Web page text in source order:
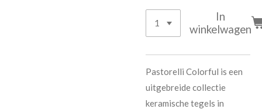
In
winkelwagen
Pastorelli Colorful is een
uitgebreide collectie
keramische tegels in